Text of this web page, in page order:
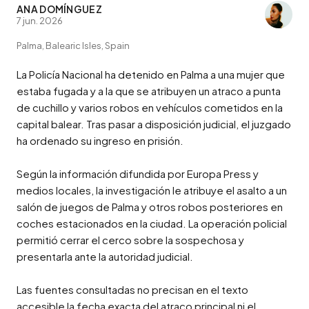
ANA DOMÍNGUEZ
7 jun. 2026
Palma, Balearic Isles, Spain
La Policía Nacional ha detenido en Palma a una mujer que
estaba fugada y a la que se atribuyen un atraco a punta
de cuchillo y varios robos en vehículos cometidos en la
capital balear. Tras pasar a disposición judicial, el juzgado
ha ordenado su ingreso en prisión.
Según la información difundida por Europa Press y
medios locales, la investigación le atribuye el asalto a un
salón de juegos de Palma y otros robos posteriores en
coches estacionados en la ciudad. La operación policial
permitió cerrar el cerco sobre la sospechosa y
presentarla ante la autoridad judicial.
Las fuentes consultadas no precisan en el texto
accesible la fecha exacta del atraco principal ni el